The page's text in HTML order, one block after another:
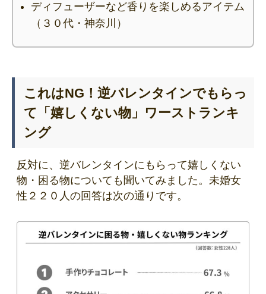
ディフューザーなど香りを楽しめるアイテム
（３０代・神奈川）
これはNG！逆バレンタインでもらっ
て「嬉しくない物」ワーストランキ
ング
反対に、逆バレンタインにもらって嬉しくない
物・困る物についても聞いてみました。未婚女
性２２０人の回答は次の通りです。